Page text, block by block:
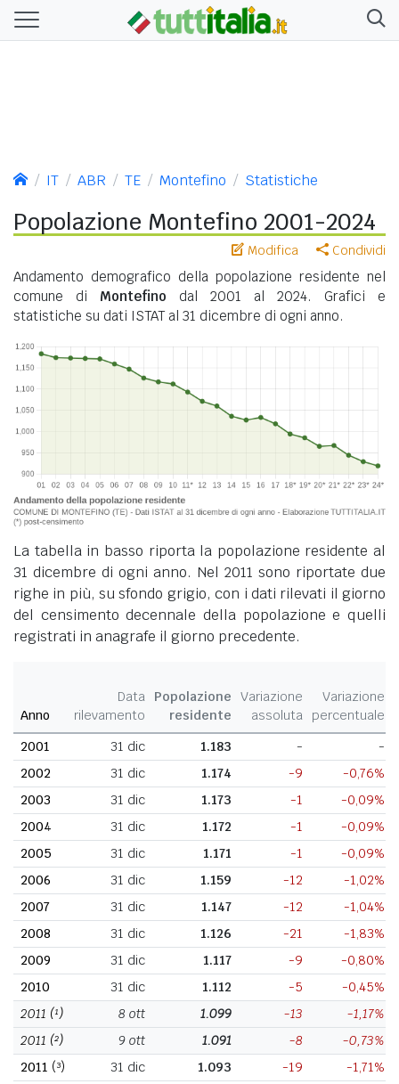
IT ABR TE Montefino Statistiche
Popolazione Montefino 2001-2024
Modifica Condividi
Andamento demografico della popolazione residente nel
comune di Montefino dal 2001 al 2024. Grafici e
statistiche su dati ISTAT al 31 dicembre di ogni anno.
La tabella in basso riporta la popolazione residente al
31 dicembre di ogni anno. Nel 2011 sono riportate due
righe in più, su sfondo grigio, con i dati rilevati il giorno
del censimento decennale della popolazione e quelli
registrati in anagrafe il giorno precedente.
Anno
Data
rilevamento
Popolazione
residente
Variazione
assoluta
Variazione
percentuale
2001
31 dic 1.183 -
-
2002
31 dic 1.174 -9
-0,76%
2003
31 dic 1.173 -1
-0,09%
2004
31 dic 1.172 -1
-0,09%
2005
31 dic 1.171 -1
-0,09%
2006
31 dic 1.159 -12
-1,02%
2007
31 dic 1.147 -12
-1,04%
2008
31 dic 1.126 -21
-1,83%
2009
31 dic 1.117 -9
-0,80%
2010
31 dic 1.112 -5
-0,45%
2011 (¹) 8 ott 1.099 -13
-1,17%
2011 (²) 9 ott 1.091 -8
-0,73%
2011 (³) 31 dic 1.093 -19
-1,71%